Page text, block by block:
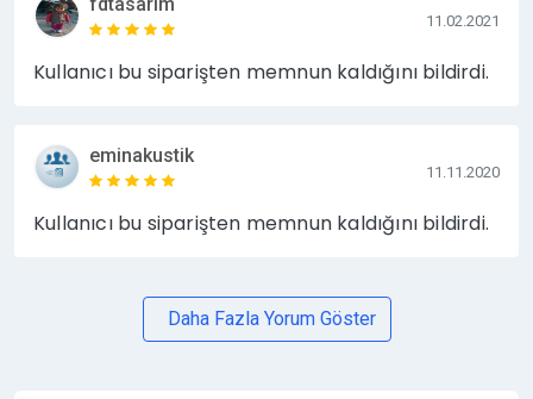
fdtasarim
11.02.2021
Kullanıcı bu siparişten memnun kaldığını bildirdi.
eminakustik
11.11.2020
Kullanıcı bu siparişten memnun kaldığını bildirdi.
Daha Fazla Yorum Göster